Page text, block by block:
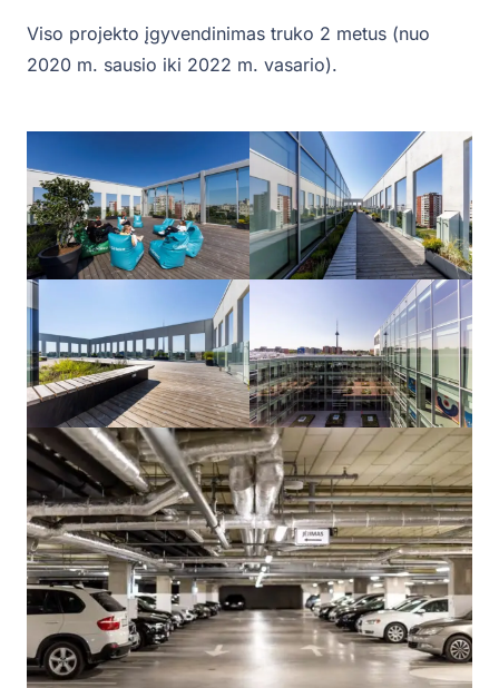
Viso projekto įgyvendinimas truko 2 metus (nuo
2020 m. sausio iki 2022 m. vasario).